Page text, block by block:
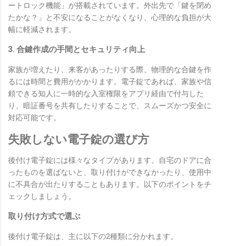
ートロック機能」が搭載されています。外出先で「鍵を閉め
たかな？」と不安になることがなくなり、心理的な負担が大
幅に軽減されます。
3. 合鍵作成の手間とセキュリティ向上
家族が増えたり、来客があったりする際、物理的な合鍵を作
るには時間と費用がかかります。電子錠であれば、家族や信
頼できる知人に一時的な入室権限をアプリ経由で付与した
り、暗証番号を共有したりすることで、スムーズかつ安全に
対応可能です。
失敗しない電子錠の選び方
後付け電子錠には様々なタイプがあります。自宅のドアに合
ったものを選ばないと、取り付けができなかったり、使用中
に不具合が出たりすることもあります。以下のポイントをチ
ェックしましょう。
取り付け方式で選ぶ
後付け電子錠は、主に以下の2種類に分かれます。